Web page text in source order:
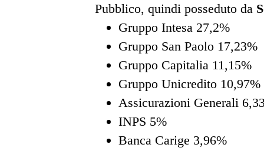
Pubblico, quindi posseduto da
Gruppo Intesa 27,2%
Gruppo San Paolo 17,23%
Gruppo Capitalia 11,15%
Gruppo Unicredito 10,97%
Assicurazioni Generali
INPS 5%
Banca Carige 3,96%